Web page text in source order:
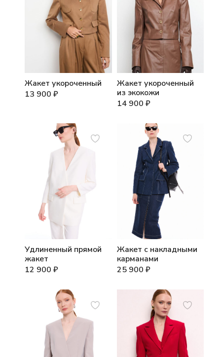
Жакет укороченный
13 900 ₽
Жакет укороченный
из экокожи
14 900 ₽
Удлиненный прямой
жакет
12 900 ₽
Жакет с накладными
карманами
25 900 ₽